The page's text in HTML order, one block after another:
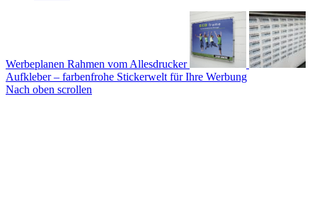
Werbeplanen Rahmen vom Allesdrucker
Aufkleber – farbenfrohe Stickerwelt für Ihre Werbung
Nach oben scrollen